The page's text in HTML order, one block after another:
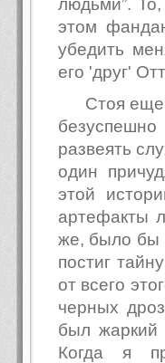
людьми”.
этом
убедить
его 'друг'
Стоя еще
развеять
один
этой
артефакты
же, было бы
постиг
от всего
черных
был жаркий
Когда я